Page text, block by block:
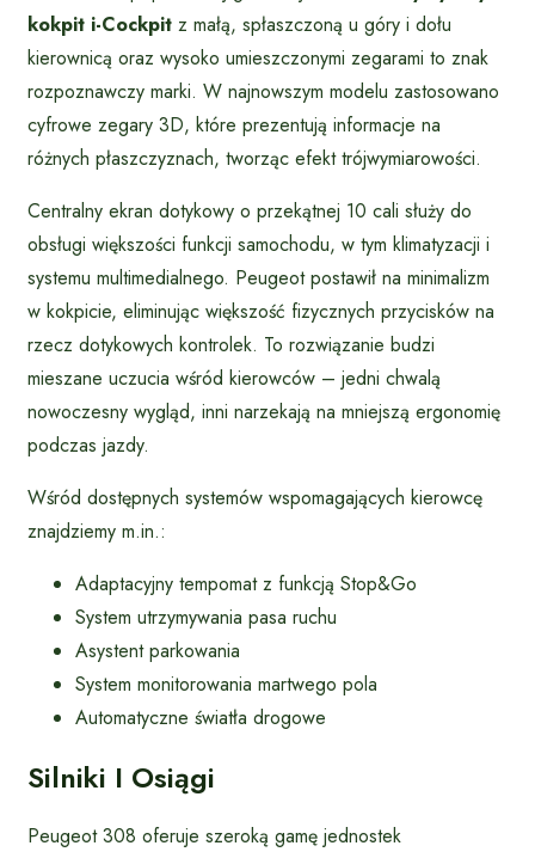
kokpit i-Cockpit z małą, spłaszczoną u góry i dołu
kierownicą oraz wysoko umieszczonymi zegarami to znak
rozpoznawczy marki. W najnowszym modelu zastosowano
cyfrowe zegary 3D, które prezentują informacje na
różnych płaszczyznach, tworząc efekt trójwymiarowości.
Centralny ekran dotykowy o przekątnej 10 cali służy do
obsługi większości funkcji samochodu, w tym klimatyzacji i
systemu multimedialnego. Peugeot postawił na minimalizm
w kokpicie, eliminując większość fizycznych przycisków na
rzecz dotykowych kontrolek. To rozwiązanie budzi
mieszane uczucia wśród kierowców – jedni chwalą
nowoczesny wygląd, inni narzekają na mniejszą ergonomię
podczas jazdy.
Wśród dostępnych systemów wspomagających kierowcę
znajdziemy m.in.:
Adaptacyjny tempomat z funkcją Stop&Go
System utrzymywania pasa ruchu
Asystent parkowania
System monitorowania martwego pola
Automatyczne światła drogowe
Silniki I Osiągi
Peugeot 308 oferuje szeroką gamę jednostek